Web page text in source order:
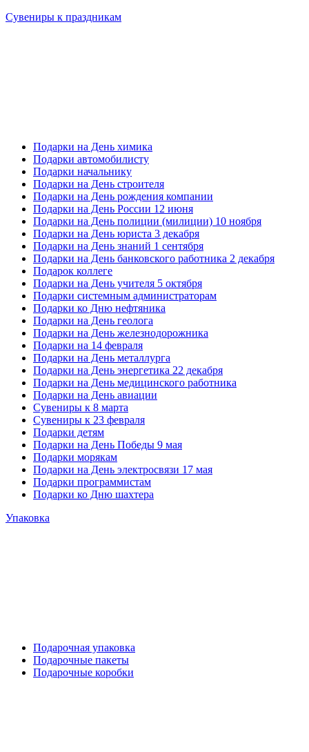
Сувениры к праздникам
Подарки на День химика
Подарки автомобилисту
Подарки начальнику
Подарки на День строителя
Подарки на День рождения компании
Подарки на День России 12 июня
Подарки на День полиции (милиции) 10 ноября
Подарки на День юриста 3 декабря
Подарки на День знаний 1 сентября
Подарки на День банковского работника 2 декабря
Подарок коллеге
Подарки на День учителя 5 октября
Подарки системным администраторам
Подарки ко Дню нефтяника
Подарки на День геолога
Подарки на День железнодорожника
Подарки на 14 февраля
Подарки на День металлурга
Подарки на День энергетика 22 декабря
Подарки на День медицинского работника
Подарки на День авиации
Сувениры к 8 марта
Сувениры к 23 февраля
Подарки детям
Подарки на День Победы 9 мая
Подарки морякам
Подарки на День электросвязи 17 мая
Подарки программистам
Подарки ко Дню шахтера
Упаковка
Подарочная упаковка
Подарочные пакеты
Подарочные коробки